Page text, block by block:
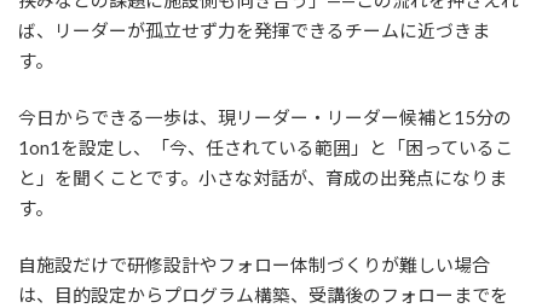
ば、リーダーが孤立せず力を発揮できるチームに近づきま
す。
今日からできる一歩は、現リーダー・リーダー候補と15分の
1on1を設定し、「今、任されている範囲」と「困っているこ
と」を聞くことです。小さな対話が、育成の出発点になりま
す。
自施設だけで研修設計やフォロー体制づくりが難しい場合
は、目的設定からプログラム構築、受講後のフォローまでを